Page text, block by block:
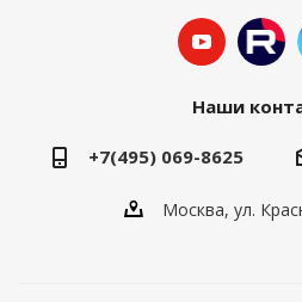
Наши
+7(495) 069-8625
Москва, ул.